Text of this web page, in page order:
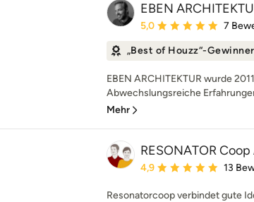
EBEN
Durchschnittliche
5,0 7
„Best of Houzz“-Gewinner
EBEN ARCHITEKTUR wurde
Abwechslungsreiche
Mehr
RESONATOR
Durchschnittliche
4,9 13
Resonatorcoop verbindet gute